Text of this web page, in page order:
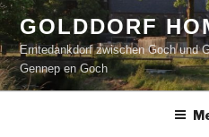
Zum
Inhalt
springen
GOLDDORF
Erntedankdorf zwischen Goch und
Gennep en Goch